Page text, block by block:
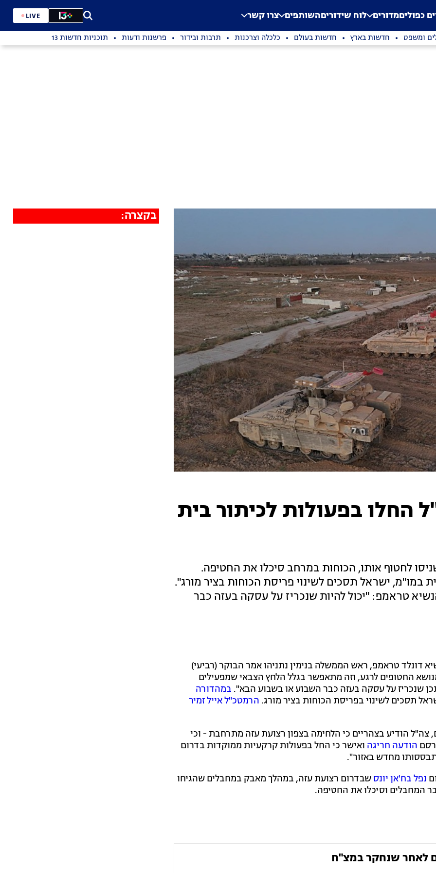
Application error: a
. כפוליםמדורים לוח שידוריםהשותפים צרו קשר LIVE
ומשפט חדשות בארץ חדשות בעולם כלכלה וצרכנות תרבות ובידור פרשנות ודעות תוכניות חדשות 13
החלו בפעולות לכיתור בית
לחטוף אותו, הכוחות במרחב סיכלו את החטיפה.
ישראל תסכים לשינוי פריסת הכוחות בציר מורג".
טראמפ: "יכול להיות שנכריז על עסקה בעזה כבר
בקצרה:
דונלד טראמפ, ראש הממשלה בנימין נתניהו אמר הבוקר (רביעי)
החטופים לרגע, וזה מתאפשר בגלל הלחץ הצבאי שמפעילים
שנכריז על עסקה בעזה כבר השבוע או בשבוע הבא". במהדורה
תסכים לשינוי בפריסת הכוחות בציר מורג. הרמטכ"ל אייל זמיר
צה"ל הודיע בצהריים כי הלחימה בצפון רצועת עזה מתרחבת - וכי
הודעה חריגה ואישר כי החל בפעולות קרקעיות ממוקדות בדרום
מחדש באזור".
נפל בח'אן יונס שבדרום רצועת עזה, במהלך מאבק במחבלים שהגיחו
המחבלים וסיכלו את החטיפה.
לאחר שנחקר במצ"ח